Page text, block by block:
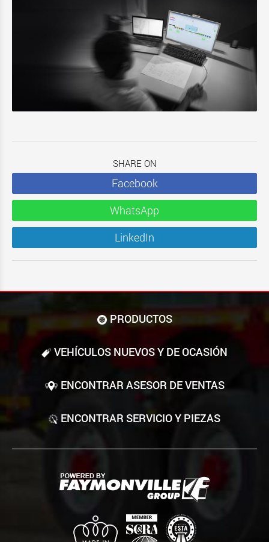
SHARE ON
Facebook
WhatsApp
LinkedIn
PRODUCTOS
VEHÍCULOS NUEVOS Y DE OCASIÓN
ENCONTRAR ASESOR DE VENTAS
ENCONTRAR SERVICIO Y PIEZAS